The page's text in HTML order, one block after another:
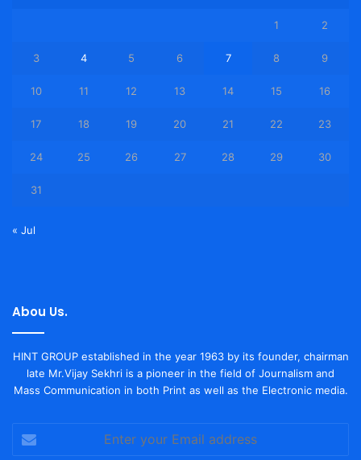
1 2
3 4 5 6 7 8 9
10 11 12 13 14 15 16
17 18 19 20 21 22 23
24 25 26 27 28 29 30
31
« Jul
Abou Us.
HINT GROUP established in the year 1963 by its founder, chairman
late Mr.Vijay Sekhri is a pioneer in the field of Journalism and
Mass Communication in both Print as well as the Electronic media.
your